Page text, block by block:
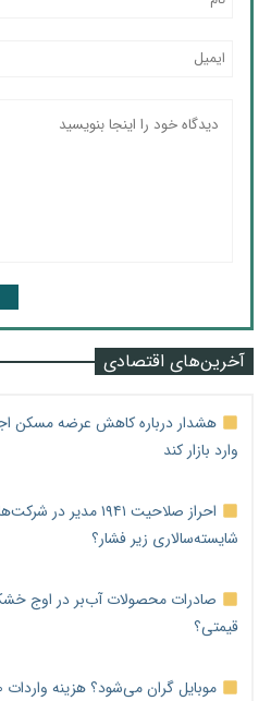
آخرین‌های اقتصادی
هشدار درباره کاهش عرضه مسکن
وارد بازار کند
احراز صلاحیت ۱۹۴۱
شایسته‌سالاری زیر فشار؟
صادرات محصولات آب‌بر در اوج
قیمتی؟